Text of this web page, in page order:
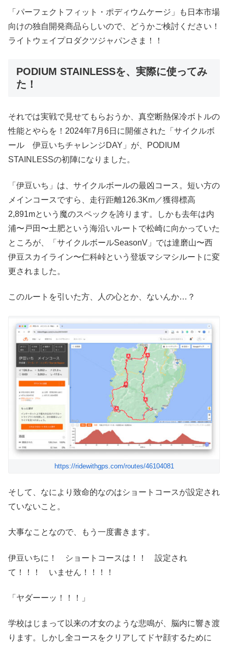
「パーフェクトフィット・ポディウムケージ」も日本市場
向けの独自開発商品らしいので、どうかご検討ください！
ライトウェイプロダクツジャパンさま！！
PODIUM STAINLESSを、実際に使ってみ
た！
それでは実戦で見せてもらおうか、真空断熱保冷ボトルの
性能とやらを！2024年7月6日に開催された「サイクルボ
ール 伊豆いちチャレンジDAY」が、PODIUM
STAINLESSの初陣になりました。
「伊豆いち」は、サイクルボールの最凶コース。短い方の
メインコースですら、走行距離126.3Km／獲得標高
2,891mという魔のスペックを誇ります。しかも去年は内
浦〜戸田〜土肥という海沿いルートで松崎に向かっていた
ところが、「サイクルボールSeasonV」では達磨山〜西
伊豆スカイライン〜仁科峠という登坂マシマシルートに変
更されました。
このルートを引いた方、人の心とか、ないんか…？
https://ridewithgps.com/routes/46104081
そして、なにより致命的なのはショートコースが設定され
ていないこと。
大事なことなので、もう一度書きます。
伊豆いちに！ ショートコースは！！ 設定され
て！！！ いません！！！！
「ヤダーーッ！！！」
学校はじまって以来の才女のような悲鳴が、脳内に響き渡
ります。しかし全コースをクリアしてドヤ顔するために